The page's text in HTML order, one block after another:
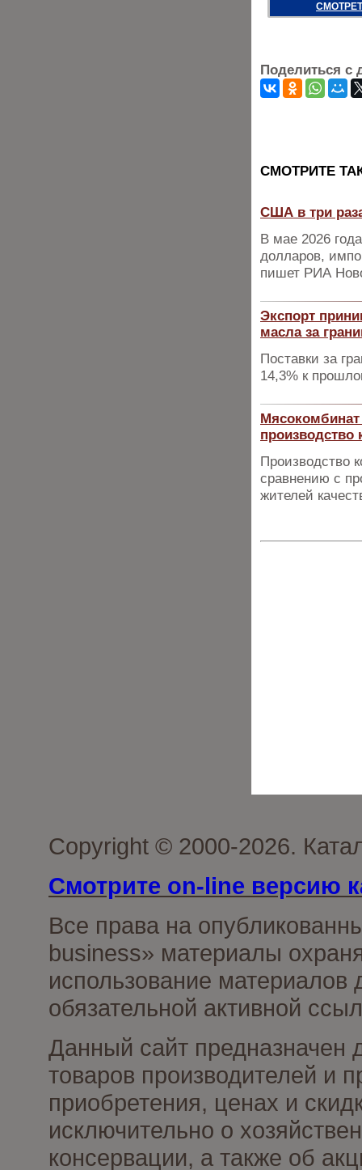
Поделиться с
CМОТРИТЕ
США в три
В мае 2026
долларов,
пишет РИА
Экспорт
масла за
Поставки за
14,3% к
производство
Производство
сравнению с
жителей
Copyright © 2000-2026.
Смотрите on-line версию
Все права на
business» материалы
использование материалов
обязательной активной
Данный сайт предназначен
товаров производителей и
приобретения, ценах и
исключительно о
консервации, а также об